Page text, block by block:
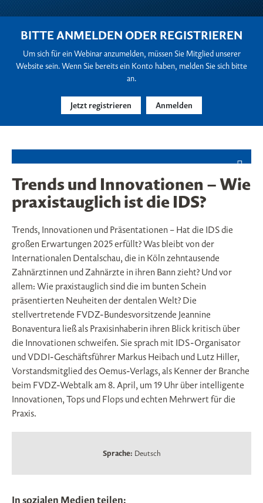
BITTE ANMELDEN ODER REGISTRIEREN
Um sich für ein Webinar anzumelden, müssen Sie Mitglied unserer
Website sein. Wenn Sie bereits ein Konto haben, melden Sie sich bitte
an.
Jetzt registrieren Anmelden
Trends und Innovationen – Wie
praxistauglich ist die IDS?
Trends, Innovationen und Präsentationen – Hat die IDS die
großen Erwartungen 2025 erfüllt? Was bleibt von der
Internationalen Dentalschau, die in Köln zehntausende
Zahnärztinnen und Zahnärzte in ihren Bann zieht? Und vor
allem: Wie praxistauglich sind die im bunten Schein
präsentierten Neuheiten der dentalen Welt? Die
stellvertretende FVDZ-Bundesvorsitzende Jeannine
Bonaventura ließ als Praxisinhaberin ihren Blick kritisch über
die Innovationen schweifen. Sie sprach mit IDS-Organisator
und VDDI-Geschäftsführer Markus Heibach und Lutz Hiller,
Vorstandsmitglied des Oemus-Verlags, als Kenner der Branche
beim FVDZ-Webtalk am 8. April, um 19 Uhr über intelligente
Innovationen, Tops und Flops und echten Mehrwert für die
Praxis.
Sprache: Deutsch
In sozialen Medien teilen: